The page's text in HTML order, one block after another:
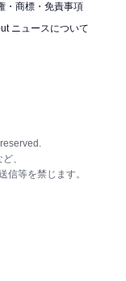
・商標・免責事項
ニュースについて
、
信等を禁じます。